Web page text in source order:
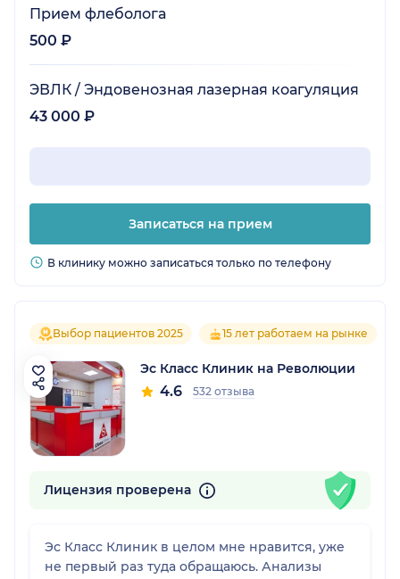
Прием флеболога
500 ₽
ЭВЛК / Эндовенозная лазерная коагуляция
43 000 ₽
Записаться на прием
В клинику можно записаться только по телефону
Выбор пациентов 2025 15 лет работаем на рынке
Эс Класс Клиник на Революции
4.6 532 отзыва
Лицензия проверена
Эс Класс Клиник в целом мне нравится, уже
не первый раз туда обращаюсь. Анализы